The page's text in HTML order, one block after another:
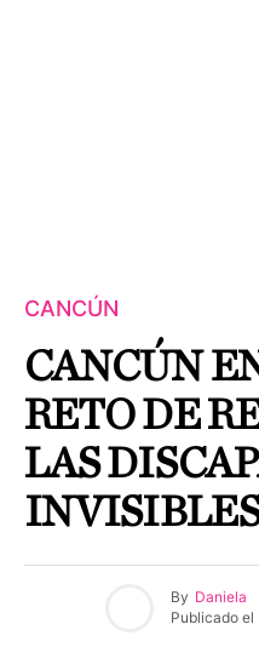
CANCÚN
CANCÚN
RETO DE
LAS
INVISIBLES
By Daniela
Publicado el